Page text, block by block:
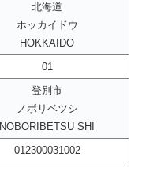
北海道
ホッカイドウ
HOKKAIDO
01
登別市
ノボリベツシ
NOBORIBETSU SHI
012300031002